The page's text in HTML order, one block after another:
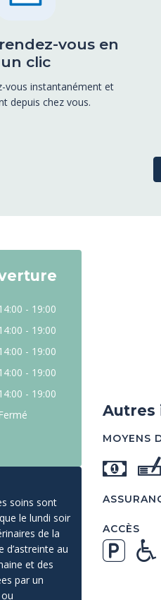
vous en
un clic
vous instantanément et
depuis chez vous.
- 19:00
- 19:00
- 19:00
- 19:00
- 19:00
Fermé
soins sont
le lundi soir
de la
d’astreinte au
et des
par un
Autres
MOYENS
ACCÈS